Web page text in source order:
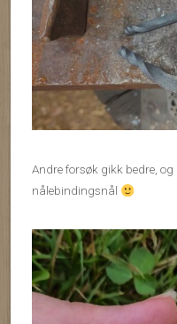
Andre forsøk gikk bedre,
nålebindingsnål